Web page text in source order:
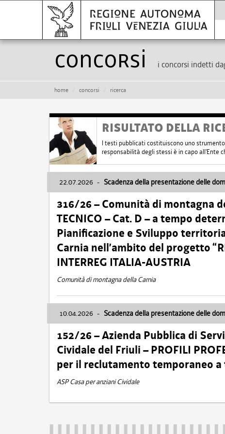
Concorsi i concorsi indetti
home concorsi ricerca
RISULTATO DELLA
I testi pubblicati costituiscono uno
responsabilità degli stessi è in capo all'Ente
22.07.2026 - Scadenza della presentazione delle
316/26 – Comunità di montagna
TECNICO – Cat. D – a tempo
Pianificazione e Sviluppo
Carnia nell’ambito del progetto
INTERREG ITALIA-AUSTRIA
Comunità di montagna della Carnia
10.04.2026 - Scadenza della presentazione delle
152/26 – Azienda Pubblica di
Cividale del Friuli – PROFILI
per il reclutamento temporaneo
ASP Casa per anziani Cividale